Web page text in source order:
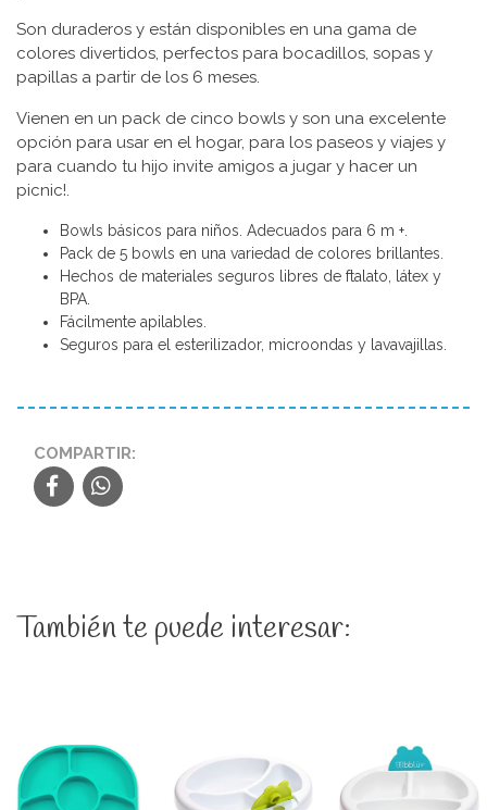
Son duraderos y están disponibles en una gama de
colores divertidos, perfectos para bocadillos, sopas y
papillas a partir de los 6 meses.
Vienen en un pack de cinco bowls y son una excelente
opción para usar en el hogar, para los paseos y viajes y
para cuando tu hijo invite amigos a jugar y hacer un
picnic!.
Bowls básicos para niños. Adecuados para 6 m +.
Pack de 5 bowls en una variedad de colores brillantes.
Hechos de materiales seguros libres de ftalato, látex y
BPA.
Fácilmente apilables.
Seguros para el esterilizador, microondas y lavavajillas.
COMPARTIR:
También te puede interesar: